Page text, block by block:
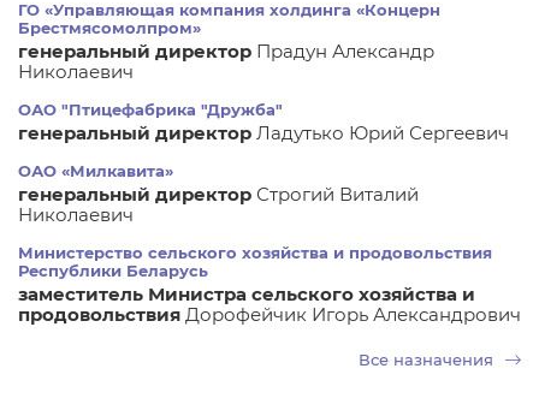
ГО «Управляющая компания холдинга «Концерн
Брестмясомолпром»
генеральный директор Прадун Александр
Николаевич
ОАО "Птицефабрика "Дружба"
генеральный директор Ладутько Юрий Сергеевич
ОАО «Милкавита»
генеральный директор Строгий Виталий
Николаевич
Министерство сельского хозяйства и продовольствия
Республики Беларусь
заместитель Министра сельского хозяйства и
продовольствия Дорофейчик Игорь Александрович
Все назначения